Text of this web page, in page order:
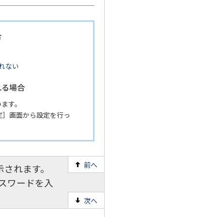
ない
場合
す。
画面から設定を行っ
れます。
ワードを入
前へ
次へ